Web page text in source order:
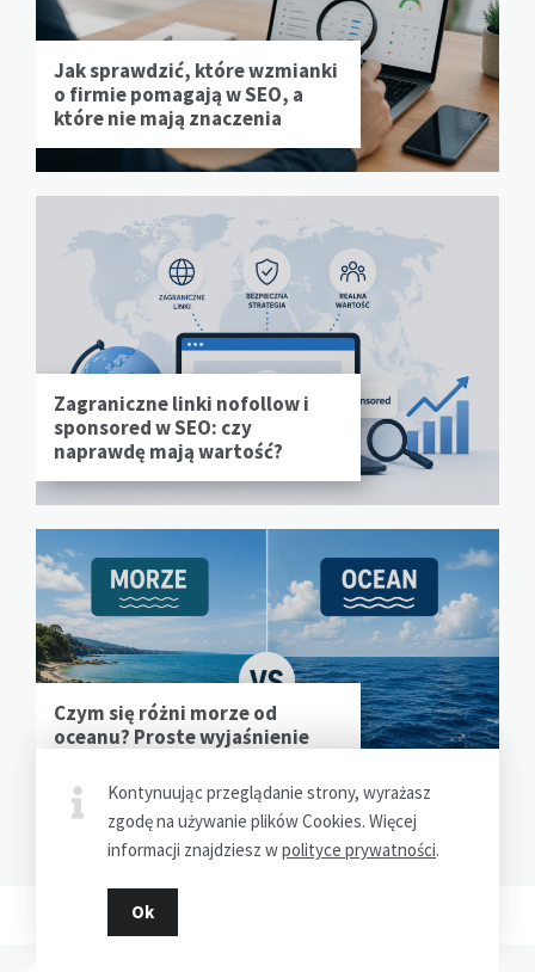
Jak sprawdzić, które wzmianki
o firmie pomagają w SEO, a
które nie mają znaczenia
Zagraniczne linki nofollow i
sponsored w SEO: czy
naprawdę mają wartość?
Czym się różni morze od
oceanu? Proste wyjaśnienie
zamieszania
POPULARNE ARTYKUŁY
Kontynuując przeglądanie strony, wyrażasz
zgodę na używanie plików Cookies. Więcej
informacji znajdziesz wpolityce prywatności.
Ok